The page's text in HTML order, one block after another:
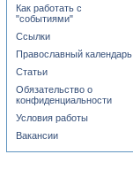
Как работать с
"событиями"
Ссылки
Православный календарь
Статьи
Обязательство о
конфиденциальности
Условия работы
Вакансии